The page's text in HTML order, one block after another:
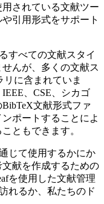
されている文献ツー
引用形式をサポート
すべての文献スタイ
んが、多くの文献ス
に含まれていま
、CSE、シカゴ
文献形式ファ
ポートすることによ
ともできます。
じて使用するかにか
献を作成するための
を使用した文献管理
れるか、私たちのド